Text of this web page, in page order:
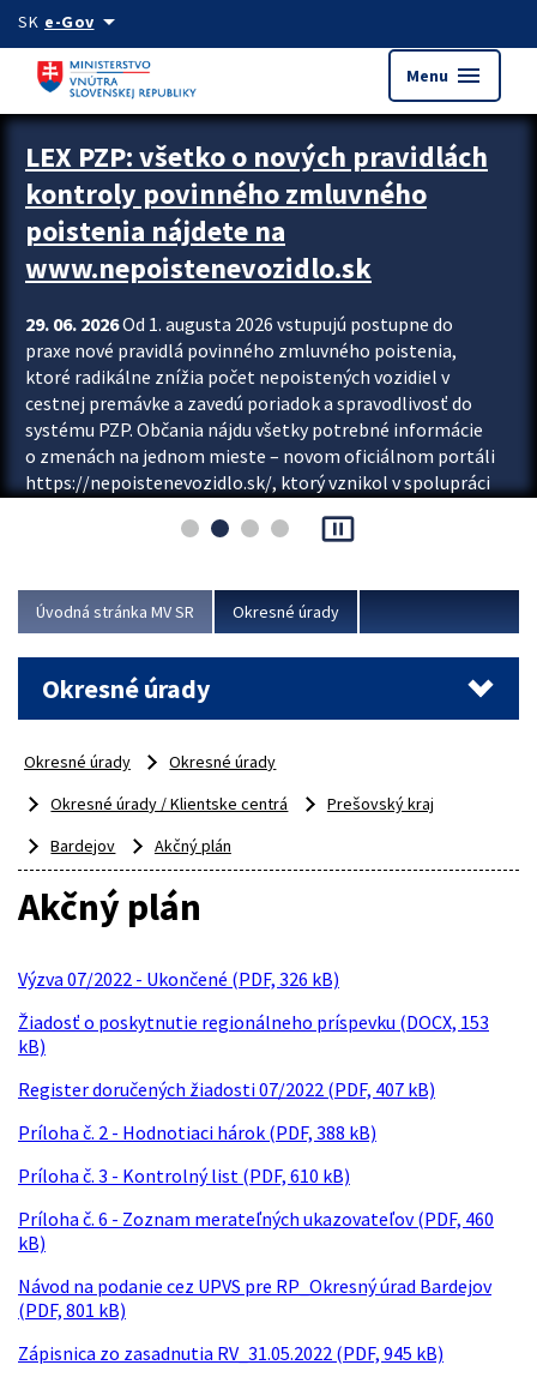
Preskocit na hlavný obsah
SK e-Govarrow_drop_down
Menu menu
Zastavit automatický posun upútavok
LEX PZP: všetko o nových pravidlách
kontroly povinného zmluvného
poistenia nájdete na
www.nepoistenevozidlo.sk
29. 06. 2026Od 1. augusta 2026 vstupujú postupne do
praxe nové pravidlá povinného zmluvného poistenia,
ktoré radikálne znížia počet nepoistených vozidiel v
cestnej premávke a zavedú poriadok a spravodlivosť do
systému PZP. Občania nájdu všetky potrebné informácie
o zmenách na jednom mieste – novom oficiálnom portáli
https://nepoistenevozidlo.sk/, ktorý vznikol v spolupráci
asociácie poisťovní (SLASPO) a Ministerstva vnútra SR.
Viac
pause_presentation
Úvodná stránka MV SR Okresné úrady
Okresné úrady
Okresné úrady
Okresné úrady
Okresné úrady / Klientske centrá
Prešovský kraj
Bardejov
Akčný plán
Akčný plán
Výzva 07/2022 - Ukončené (PDF, 326 kB)
Žiadosť o poskytnutie regionálneho príspevku (DOCX, 153
kB)
Register doručených žiadosti 07/2022 (PDF, 407 kB)
Príloha č. 2 - Hodnotiaci hárok (PDF, 388 kB)
Príloha č. 3 - Kontrolný list (PDF, 610 kB)
Príloha č. 6 - Zoznam merateľných ukazovateľov (PDF, 460
kB)
Návod na podanie cez UPVS pre RP_Okresný úrad Bardejov
(PDF, 801 kB)
Zápisnica zo zasadnutia RV_31.05.2022 (PDF, 945 kB)